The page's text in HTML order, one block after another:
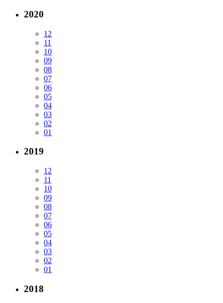
2020
12
11
10
09
08
07
06
05
04
03
02
01
2019
12
11
10
09
08
07
06
05
04
03
02
01
2018